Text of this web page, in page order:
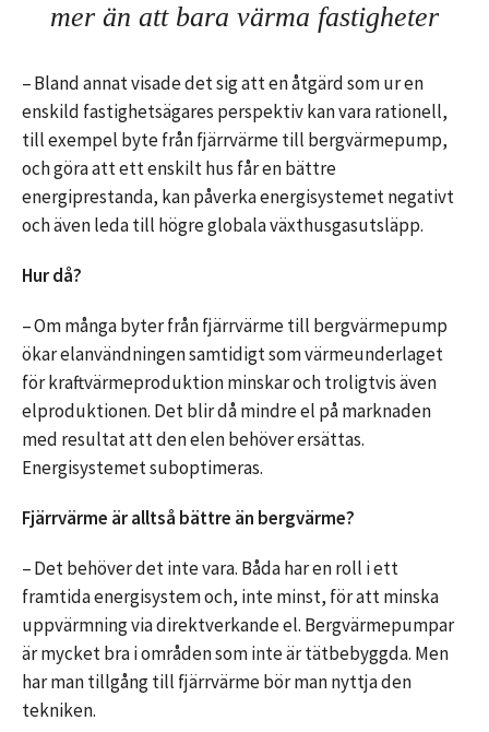
mer än att bara värma fastigheter
– Bland annat visade det sig att en åtgärd som ur en
enskild fastighetsägares perspektiv kan vara rationell,
till exempel byte från fjärrvärme till bergvärmepump,
och göra att ett enskilt hus får en bättre
energiprestanda, kan påverka energisystemet negativt
och även leda till högre globala växthusgasutsläpp.
Hur då?
– Om många byter från fjärrvärme till bergvärmepump
ökar elanvändningen samtidigt som värmeunderlaget
för kraftvärmeproduktion minskar och troligtvis även
elproduktionen. Det blir då mindre el på marknaden
med resultat att den elen behöver ersättas.
Energisystemet suboptimeras.
Fjärrvärme är alltså bättre än bergvärme?
– Det behöver det inte vara. Båda har en roll i ett
framtida energisystem och, inte minst, för att minska
uppvärmning via direktverkande el. Bergvärmepumpar
är mycket bra i områden som inte är tätbebyggda. Men
har man tillgång till fjärrvärme bör man nyttja den
tekniken.